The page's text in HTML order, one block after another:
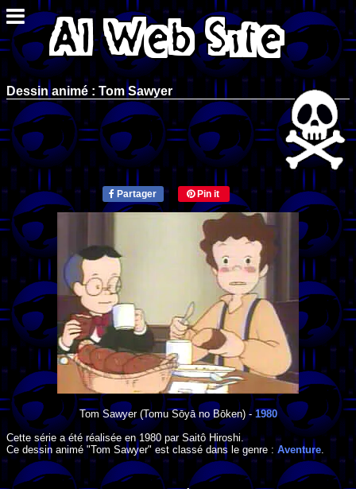
Dessin animé : Tom Sawyer
Partager Pin it
Tom Sawyer(Tomu Sōyā no Bōken) -1980
Cette série a été réalisée en1980 parSaitô Hiroshi.
Ce dessin animé "Tom Sawyer" est classé dans le genre : Aventure